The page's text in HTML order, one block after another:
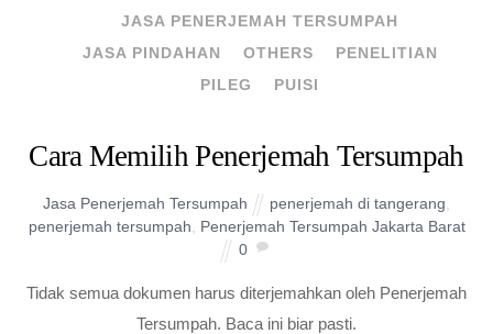
JASA PENERJEMAH TERSUMPAH
JASA PINDAHAN
OTHERS
PENELITIAN
PILEG
PUISI
Cara Memilih Penerjemah Tersumpah
Jasa Penerjemah Tersumpah penerjemah di tangerang
penerjemah tersumpah, Penerjemah Tersumpah Jakarta Barat
0
Tidak semua dokumen harus diterjemahkan oleh Penerjemah
Tersumpah. Baca ini biar pasti.